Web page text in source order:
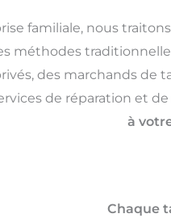
familiale, nous
méthodes
des marchands de
de réparation et
à
Chaque